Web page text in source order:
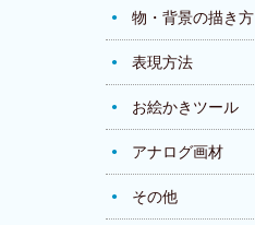
物・背景の描き方
表現方法
お絵かきツール
アナログ画材
その他